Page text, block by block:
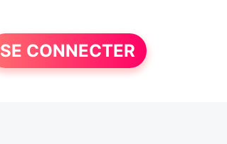
SE CONNECTER